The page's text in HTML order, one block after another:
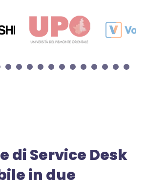
di Service Desk
in due